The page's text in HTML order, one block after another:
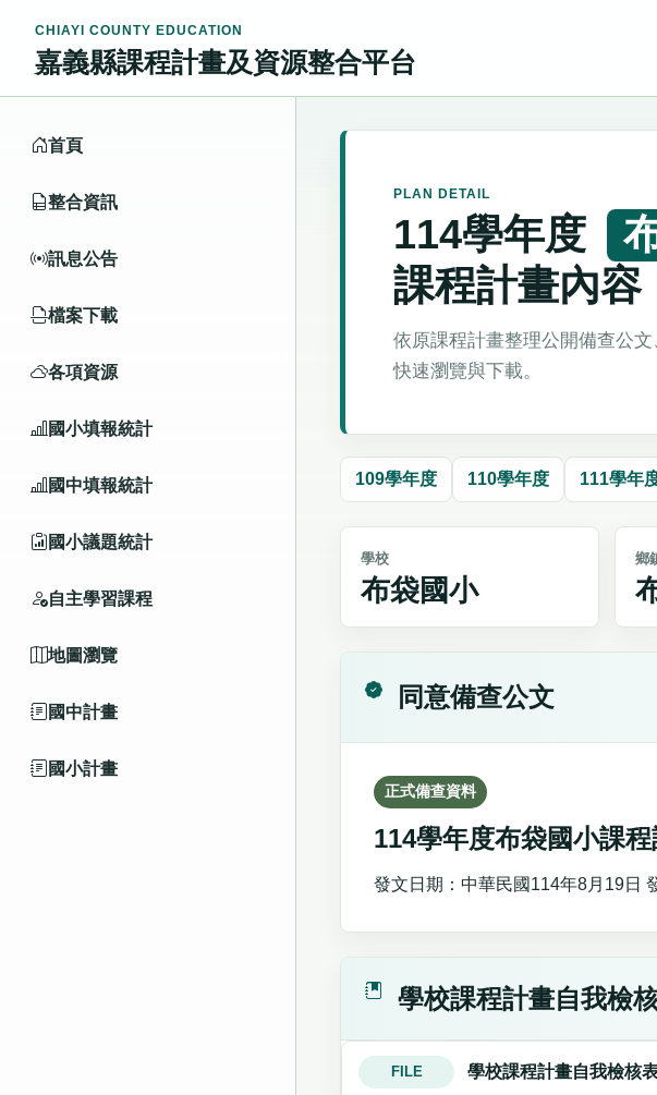
CHIAYI COUNTY EDUCATION
嘉義縣課程計畫及資源整合平台
首頁
整合資訊
訊息公告
檔案下載
各項資源
國小填報統計
國中填報統計
國小議題統計
自主學習課程
地圖瀏覽
國中計畫
國小計畫
PLAN DETAIL
114學年度
課程計畫內容
依原課程計畫整理公開備查公
快速瀏覽與下載。
109學年度 110學年度 111學年
學校
布袋國小
鄉
同意備查公文
正式備查資料
114學年度布袋國小課
發文日期：中華民國114年8月19日
學校課程計畫自我檢
FILE 學校課程計畫自我檢核